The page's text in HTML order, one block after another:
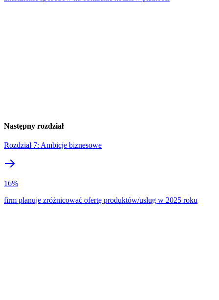
Następny rozdział
Rozdział 7: Ambicje biznesowe
16%
firm planuje zróżnicować ofertę produktów/usług w 2025 roku